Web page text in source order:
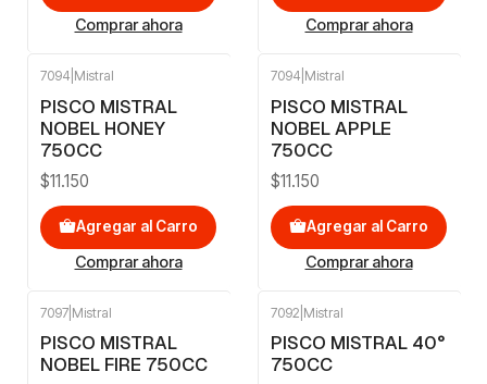
Comprar ahora Comprar ahora
7094 Mistral
PISCO MISTRAL
NOBEL HONEY
750CC
$11.150
Agregar al Carro
Comprar ahora
7094 Mistral
PISCO MISTRAL
NOBEL APPLE
750CC
$11.150
Agregar al Carro
Comprar ahora
7097 Mistral
PISCO MISTRAL
NOBEL FIRE 750CC
7092 Mistral
PISCO MISTRAL 40°
750CC